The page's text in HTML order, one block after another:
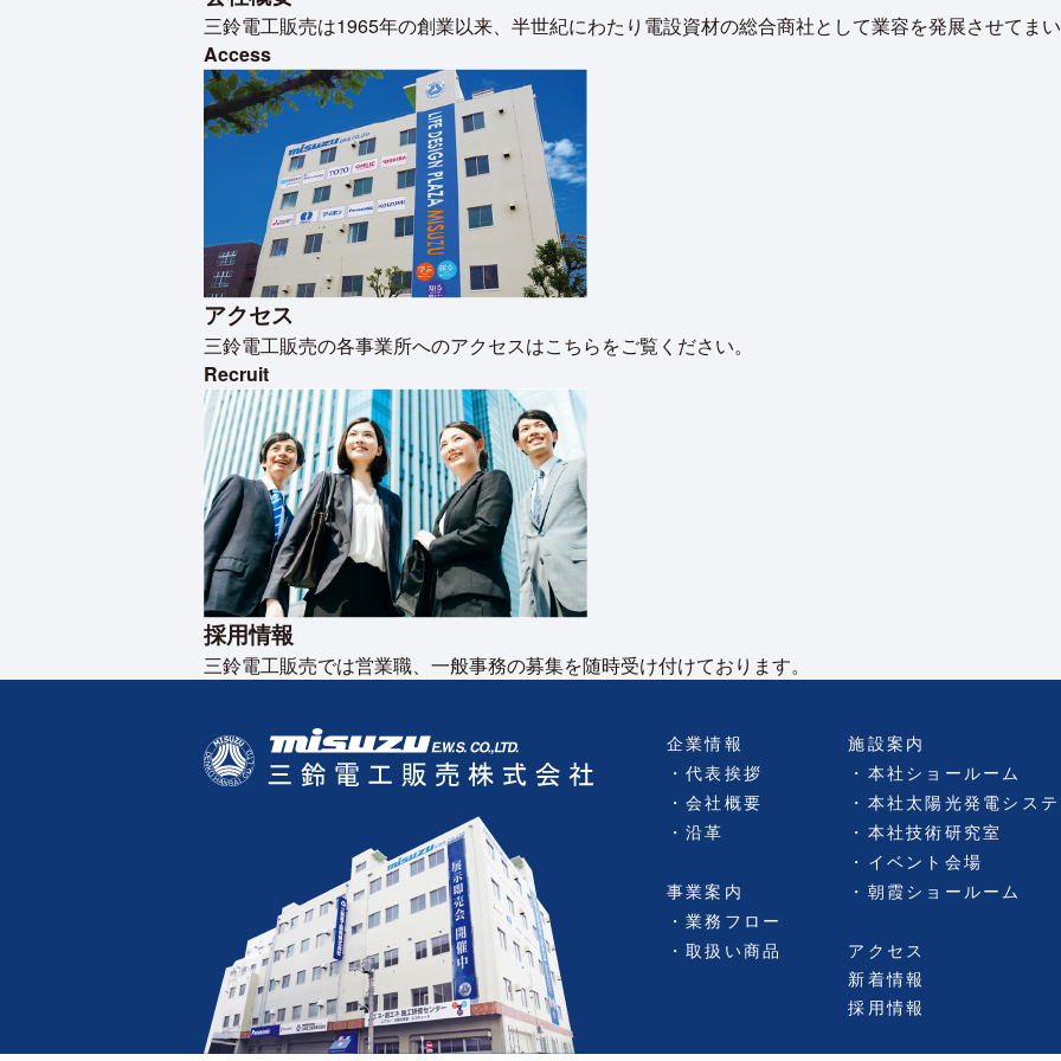
三鈴電工販売は1965年の創業以来、半世紀にわたり電設資材の総合商社として業容を発展させてまい
Access
アクセス
三鈴電工販売の各事業所へのアクセスはこちらをご覧ください。
Recruit
採用情報
三鈴電工販売では営業職、一般事務の募集を随時受け付けております。
企業情報
代表挨拶
会社概要
沿革
事業案内
業務フロー
取扱い商品
施設案内
本社ショールーム
本社太陽光発電システ
本社技術研究室
イベント会場
朝霞ショールーム
アクセス
新着情報
採用情報